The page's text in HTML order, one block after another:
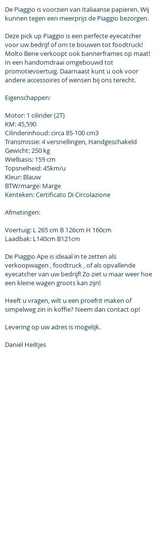
De Piaggio is voorzien van Italiaanse papieren. Wij
kunnen tegen een meerprijs de Piaggio bezorgen.
Deze pick up Piaggio is een perfecte eyecatcher
voor uw bedrijf of om te bouwen tot foodtruck!
Molto Bene verkoopt ook bannerframes op maat!
In een handomdraai omgebouwd tot
promotievoertuig. Daarnaast kunt u ook voor
andere accessoires of wensen bij ons terecht.
Eigenschappen:
Motor: 1 cilinder (2T)
KM: 45,590
Cilinderinhoud: circa 85-100 cm3
Transmissie: 4 versnellingen, Handgeschakeld
Gewicht: 250 kg
Wielbasis: 159 cm
Topsnelheid: 45km/u
Kleur: Blauw
BTW/marge: Marge
Kenteken: Certificato Di Circolazione
Afmetingen:
Voertuig: L 265 cm B 126cm H 160cm
Laadbak: L140cm B121cm
De Piaggio Ape is ideaal in te zetten als
verkoopwagen , foodtruck , of als opvallende
eyecatcher van uw bedrijf! Zo ziet u maar weer hoe
een kleine wagen groots kan zijn!
Heeft u vragen, wilt u een proefrit maken of
simpelweg zin in koffie? Neem dan contact op!
Levering op uw adres is mogelijk.
Daniël Heiltjes